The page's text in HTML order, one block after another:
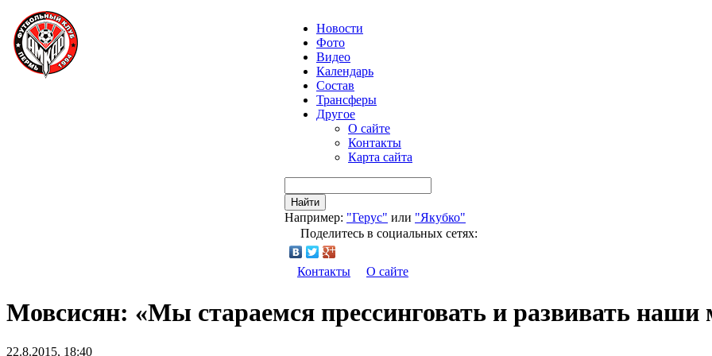
Новости
Фото
Видео
Календарь
Состав
Трансферы
Другое
О сайте
Контакты
Карта сайта
Найти
Например: "Герус" или "Якубко"
Поделитесь в социальных сетях:
Контакты О сайте
Мовсисян: «Мы стараемся прессинговать и развивать
22.8.2015, 18:40